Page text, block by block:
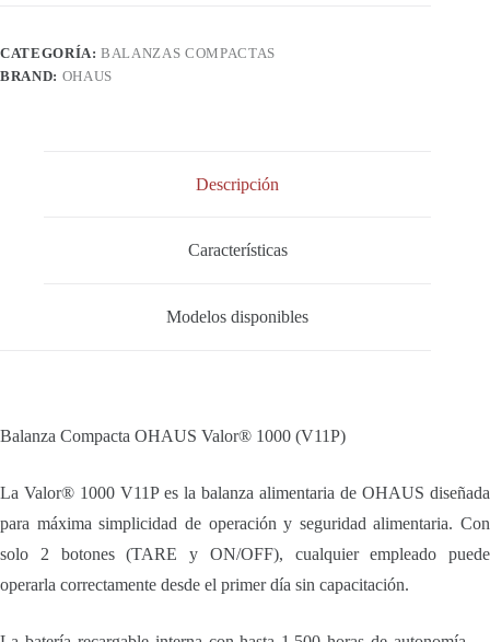
CATEGORÍA:BALANZAS COMPACTAS
BRAND: OHAUS
Descripción
Características
Modelos disponibles
Balanza Compacta OHAUS Valor® 1000 (V11P)
La Valor® 1000 V11P es la balanza alimentaria de OHAUS diseñada
para máxima simplicidad de operación y seguridad alimentaria. Con
solo 2 botones (TARE y ON/OFF), cualquier empleado puede
operarla correctamente desde el primer día sin capacitación.